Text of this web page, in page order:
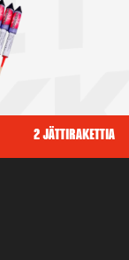
2 jättirakettia